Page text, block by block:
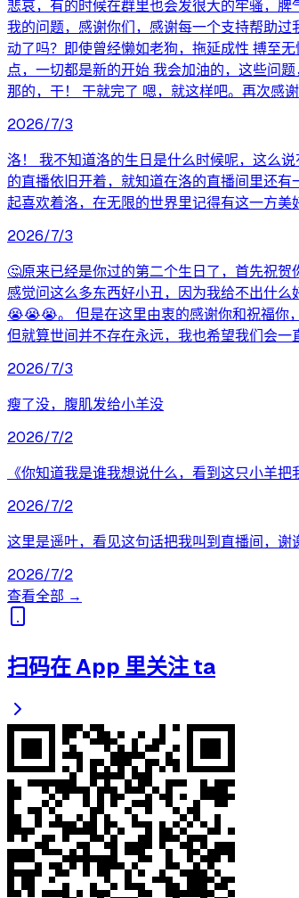
悲哀，有的时候在群里也会发很大的牢骚，
我的问题，感谢你们，感谢每一个支持帮助
动了吗？即使曾经懒如老狗，拖延成性 搏至
点，一切都是新的开始 我会加油的，这些问
那的，干！ 干就完了 嗯，就这样吧。再次感
2026/7/3
洛！ 我不知道洛的生日是什么时候呢，这么
的直播依旧开着，就知道在洛的直播间里还
起喜欢着洛，在无限的世界里记得有这一方
2026/7/3
🤔原来已经是你过的第二个生日了，首先祝
感觉问这么多东西好小丑，因为我给不出什
😭😭😭。 但是在这里由衷的感谢你和祝福你
但就算世间并不存在永远，我也希望我们会
2026/7/3
瘦了没，腹肌发给小羊没
2026/7/2
《你知道我是谁我想说什么，看到这只小羊把
2026/7/2
这里是遥叶，看见这句话把我叫到直播间，谢
2026/7/2
查看全部 →
扫码在 App 里关注 ta